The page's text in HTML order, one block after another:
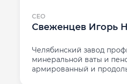
CEO
Свеженцев Игорь
Челябинский завод
минеральной ваты и
армированный и